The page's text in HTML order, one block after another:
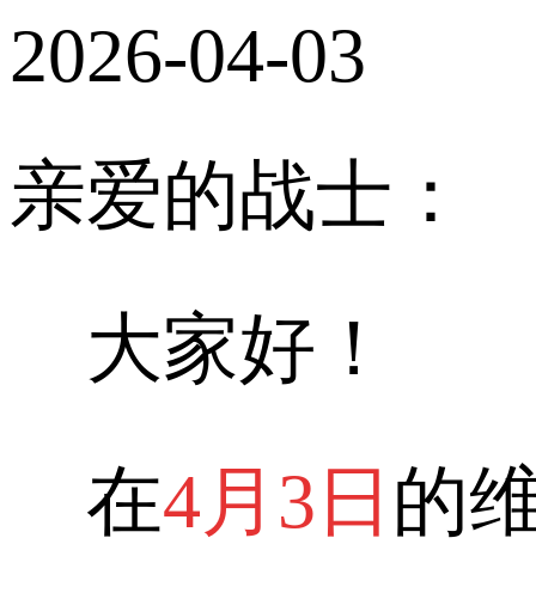
2026-04-03
亲爱的战士：
大家好！
在4月3日 的